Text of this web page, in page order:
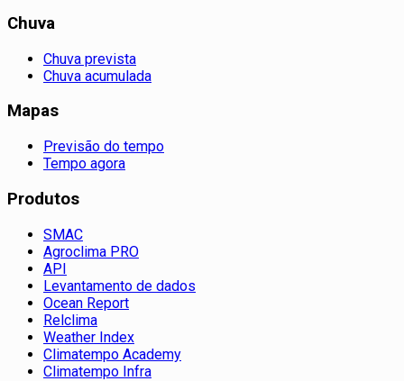
Chuva
Chuva prevista
Chuva acumulada
Mapas
Previsão do tempo
Tempo agora
Produtos
SMAC
Agroclima PRO
API
Levantamento de dados
Ocean Report
Relclima
Weather Index
Climatempo Academy
Climatempo Infra